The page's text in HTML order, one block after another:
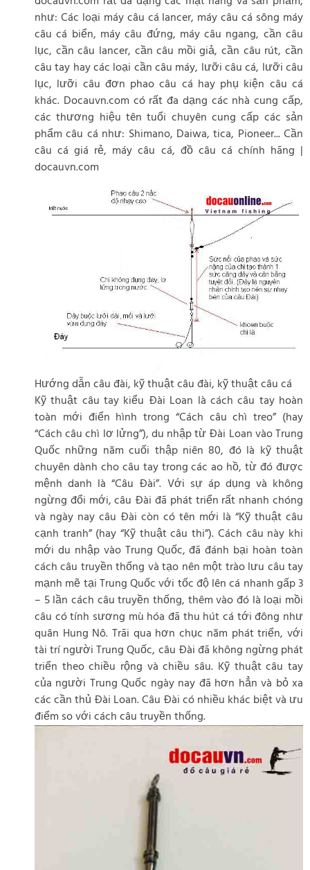
như: Các loại máy câu cá lancer, máy câu cá sông máy
câu cá biển, máy câu đứng, máy câu ngang, cần câu
lục, cần câu lancer, cần câu mồi giả, cần câu rút, cần
câu tay hay các loại cần câu máy, lưỡi câu cá, lưỡi câu
lục, lưỡi câu đơn phao câu cá hay phụ kiện câu cá
khác. Docauvn.com có rất đa dạng các nhà cung cấp,
các thương hiệu tên tuổi chuyên cung cấp các sản
phẩm câu cá như: Shimano, Daiwa, tica, Pioneer... Cần
câu cá giá rẻ, máy câu cá, đồ câu cá chính hãng |
docauvn.com
Hướng dẫn câu đài, kỹ thuật câu đài, kỹ thuật câu cá
Kỹ thuật câu tay kiểu Đài Loan là cách câu tay hoàn
toàn mới điển hình trong “Cách câu chì treo” (hay
“Cách câu chì lơ lửng”), du nhập từ Đài Loan vào Trung
Quốc những năm cuối thập niên 80, đó là kỹ thuật
chuyên dành cho câu tay trong các ao hồ, từ đó được
mệnh danh là “Câu Đài”. Với sự áp dụng và không
ngừng đổi mới, câu Đài đã phát triển rất nhanh chóng
và ngày nay câu Đài còn có tên mới là “Kỹ thuật câu
cạnh tranh” (hay “Kỹ thuật câu thi”). Cách câu này khi
mới du nhập vào Trung Quốc, đã đánh bại hoàn toàn
cách câu truyền thống và tạo nên một trào lưu câu tay
mạnh mẽ tại Trung Quốc với tốc độ lên cá nhanh gấp 3
– 5 lần cách câu truyền thống, thêm vào đó là loại mồi
câu có tính sương mù hóa đã thu hút cá tới đông như
quân Hung Nô. Trãi qua hơn chục năm phát triển, với
tài trí người Trung Quốc, câu Đài đã không ngừng phát
triển theo chiều rộng và chiều sâu. Kỹ thuật câu tay
của người Trung Quốc ngày nay đã hơn hẳn và bỏ xa
các cần thủ Đài Loan. Câu Đài có nhiều khác biệt và ưu
điểm so với cách câu truyền thống.